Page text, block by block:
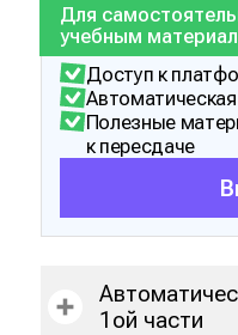
Для
учебным
Доступ к
Полезные
к пересдаче
1ой части